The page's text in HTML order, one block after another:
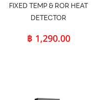
FIXED TEMP & ROR HEAT
DETECTOR
฿ 1,290.00